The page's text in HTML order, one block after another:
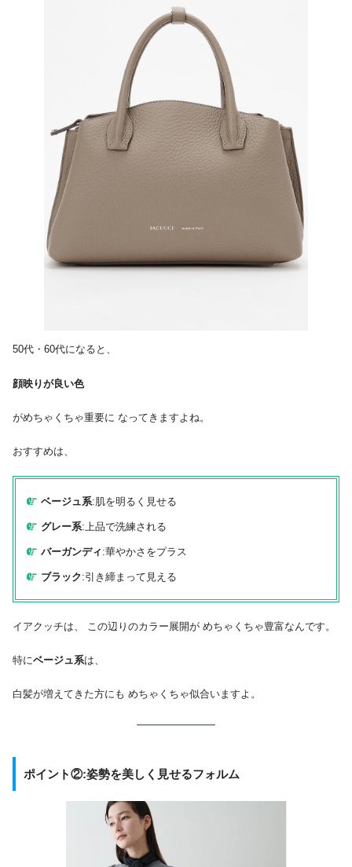
50代・60代になると、
顔映りが良い色
がめちゃくちゃ重要に なってきますよね。
おすすめは、
ベージュ系:肌を明るく見せる
グレー系:上品で洗練される
バーガンディ :華やかさをプラス
ブラック:引き締まって見える
イアクッチは、 この辺りのカラー展開が めちゃくちゃ豊富なんです。
特にベージュ系は、
白髪が増えてきた方にも めちゃくちゃ似合いますよ。
ポイント②:姿勢を美しく見せるフォルム